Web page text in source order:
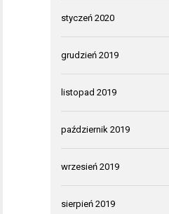
styczeń 2020
grudzień 2019
listopad 2019
październik 2019
wrzesień 2019
sierpień 2019